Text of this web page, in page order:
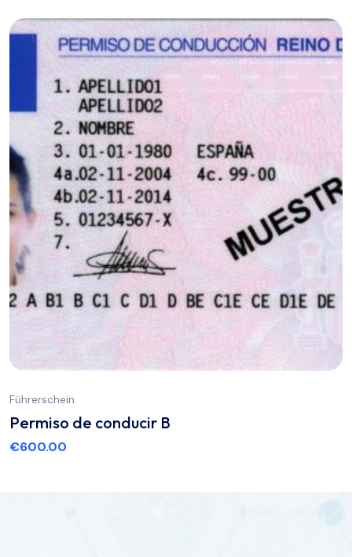
Führerschein
Permiso de conducir B
€600.00